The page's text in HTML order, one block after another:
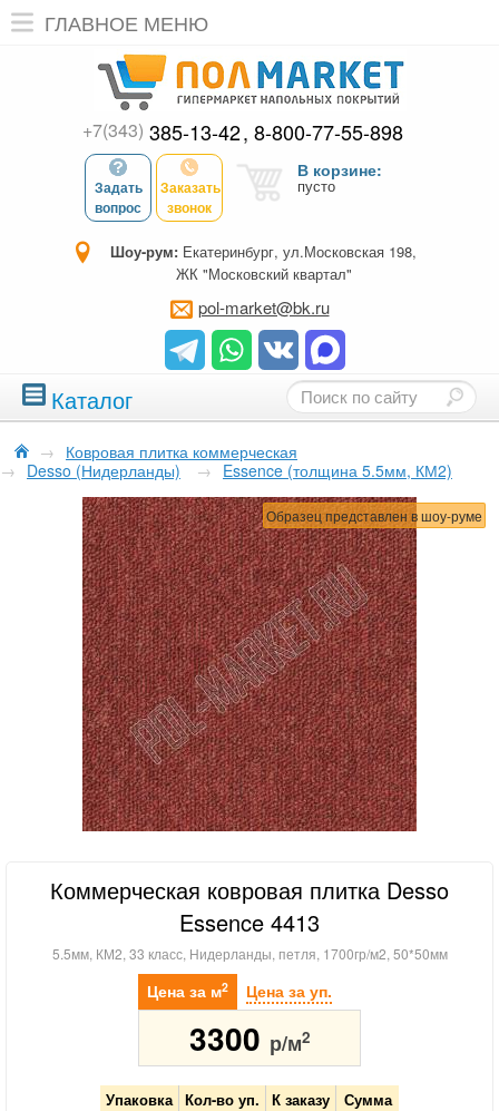
ГЛАВНОЕ МЕНЮ
+7(343) 385-13-42 8-800-77-55-898
Задать
вопрос
Заказать
звонок
В корзине:
пусто
Шоу-рум: Екатеринбург, ул.Московская 198,
ЖК "Московский квартал"
pol-market@bk.ru
Каталог
→ Ковровая плитка коммерческая
→ Desso (Нидерланды) → Essence (толщина 5.5мм, КМ2)
Образец представлен в шоу-руме
Коммерческая ковровая плитка Desso
Essence 4413
5.5мм, КМ2, 33 класс, Нидерланды, петля, 1700гр/м2, 50*50мм
Цена за м2 Цена за уп.
3300 р/м2
Упаковка Кол-во уп. К заказу
Сумма